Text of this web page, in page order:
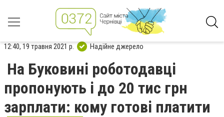
12:40, 19 травня 2021 р. Надійне джерело
На Буковині роботодавці
пропонують і до 20 тис грн
зарплати: кому готові платити